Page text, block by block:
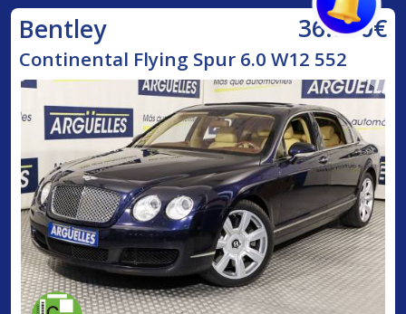
Bentley 36.500€
Continental Flying Spur 6.0 W12 552